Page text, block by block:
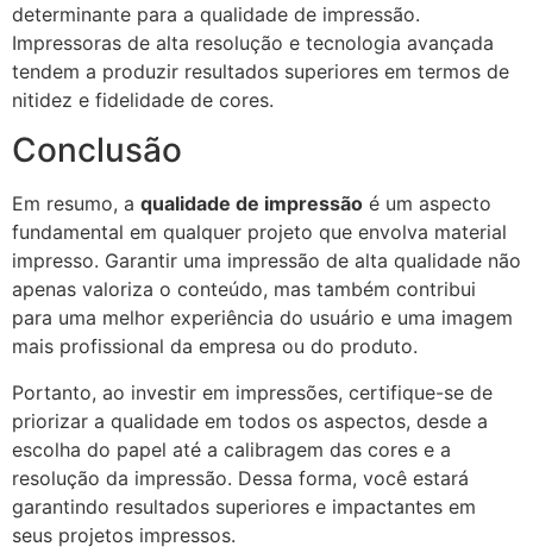
determinante para a qualidade de impressão.
Impressoras de alta resolução e tecnologia avançada
tendem a produzir resultados superiores em termos de
nitidez e fidelidade de cores.
Conclusão
Em resumo, a qualidade de impressão é um aspecto
fundamental em qualquer projeto que envolva material
impresso. Garantir uma impressão de alta qualidade não
apenas valoriza o conteúdo, mas também contribui
para uma melhor experiência do usuário e uma imagem
mais profissional da empresa ou do produto.
Portanto, ao investir em impressões, certifique-se de
priorizar a qualidade em todos os aspectos, desde a
escolha do papel até a calibragem das cores e a
resolução da impressão. Dessa forma, você estará
garantindo resultados superiores e impactantes em
seus projetos impressos.